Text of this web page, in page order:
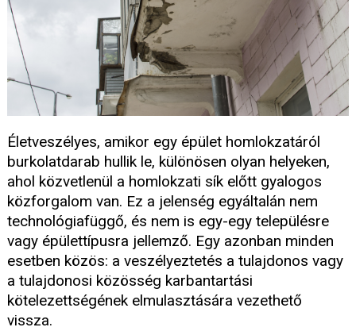
Életveszélyes, amikor egy épület homlokzatáról
burkolatdarab hullik le, különösen olyan helyeken,
ahol közvetlenül a homlokzati sík előtt gyalogos
közforgalom van. Ez a jelenség egyáltalán nem
technológiafüggő, és nem is egy-egy településre
vagy épülettípusra jellemző. Egy azonban minden
esetben közös: a veszélyeztetés a tulajdonos vagy
a tulajdonosi közösség karbantartási
kötelezettségének elmulasztására vezethető
vissza.